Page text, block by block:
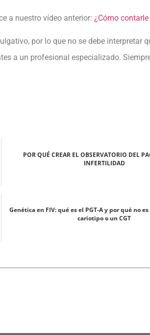
a nuestro vídeo anterior: ¿Cómo
por lo que no se debe
a un profesional especializado.
POR QUÉ CREAR EL OBSERVATORIO DEL
INFERTILIDAD
Genética en FIV: qué es el PGT-A y por qué no
cariotipo o un CGT